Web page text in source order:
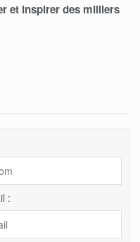
et inspirer des milliers
: